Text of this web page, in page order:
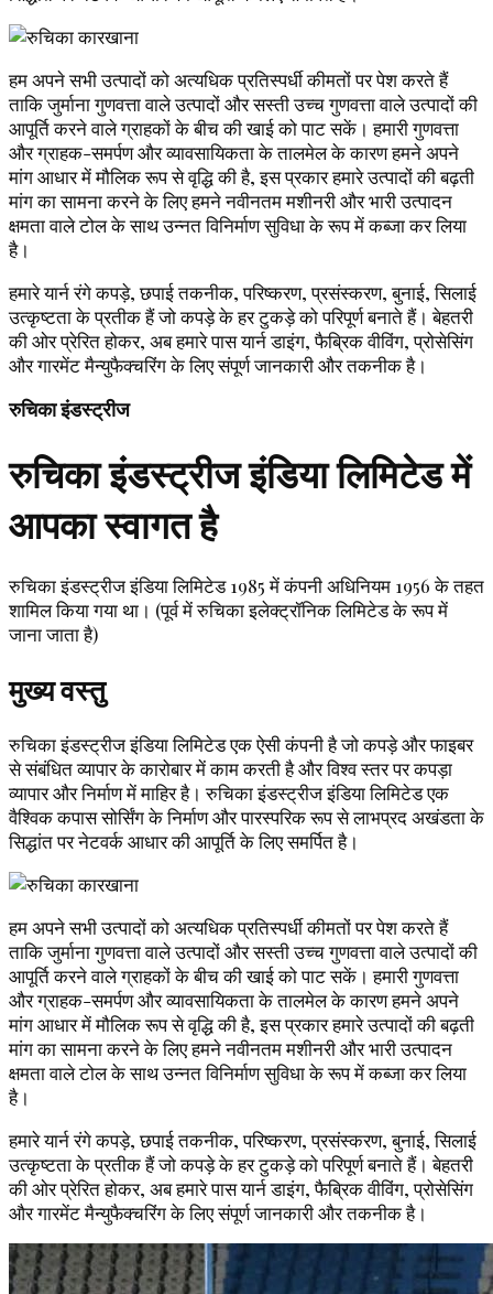
हम अपने सभी उत्पादों को अत्यधिक प्रतिस्पर्धी कीमतों पर पेश करते हैं
ताकि जुर्माना गुणवत्ता वाले उत्पादों और सस्ती उच्च गुणवत्ता वाले उत्पादों की
आपूर्ति करने वाले ग्राहकों के बीच की खाई को पाट सकें। हमारी गुणवत्ता
और ग्राहक-समर्पण और व्यावसायिकता के तालमेल के कारण हमने अपने
मांग आधार में मौलिक रूप से वृद्धि की है, इस प्रकार हमारे उत्पादों की बढ़ती
मांग का सामना करने के लिए हमने नवीनतम मशीनरी और भारी उत्पादन
क्षमता वाले टोल के साथ उन्नत विनिर्माण सुविधा के रूप में कब्जा कर लिया
है।
हमारे यार्न रंगे कपड़े, छपाई तकनीक, परिष्करण, प्रसंस्करण, बुनाई, सिलाई
उत्कृष्टता के प्रतीक हैं जो कपड़े के हर टुकड़े को परिपूर्ण बनाते हैं। बेहतरी
की ओर प्रेरित होकर, अब हमारे पास यार्न डाइंग, फैब्रिक वीविंग, प्रोसेसिंग
और गारमेंट मैन्युफैक्चरिंग के लिए संपूर्ण जानकारी और तकनीक है।
रुचिका इंडस्ट्रीज
रुचिका इंडस्ट्रीज इंडिया लिमिटेड में
आपका स्वागत है
रुचिका इंडस्ट्रीज इंडिया लिमिटेड 1985 में कंपनी अधिनियम 1956 के तहत
शामिल किया गया था। (पूर्व में रुचिका इलेक्ट्रॉनिक लिमिटेड के रूप में
जाना जाता है)
मुख्य वस्तु
रुचिका इंडस्ट्रीज इंडिया लिमिटेड एक ऐसी कंपनी है जो कपड़े और फाइबर
से संबंधित व्यापार के कारोबार में काम करती है और विश्व स्तर पर कपड़ा
व्यापार और निर्माण में माहिर है। रुचिका इंडस्ट्रीज इंडिया लिमिटेड एक
वैश्विक कपास सोर्सिंग के निर्माण और पारस्परिक रूप से लाभप्रद अखंडता के
सिद्धांत पर नेटवर्क आधार की आपूर्ति के लिए समर्पित है।
हम अपने सभी उत्पादों को अत्यधिक प्रतिस्पर्धी कीमतों पर पेश करते हैं
ताकि जुर्माना गुणवत्ता वाले उत्पादों और सस्ती उच्च गुणवत्ता वाले उत्पादों की
आपूर्ति करने वाले ग्राहकों के बीच की खाई को पाट सकें। हमारी गुणवत्ता
और ग्राहक-समर्पण और व्यावसायिकता के तालमेल के कारण हमने अपने
मांग आधार में मौलिक रूप से वृद्धि की है, इस प्रकार हमारे उत्पादों की बढ़ती
मांग का सामना करने के लिए हमने नवीनतम मशीनरी और भारी उत्पादन
क्षमता वाले टोल के साथ उन्नत विनिर्माण सुविधा के रूप में कब्जा कर लिया
है।
हमारे यार्न रंगे कपड़े, छपाई तकनीक, परिष्करण, प्रसंस्करण, बुनाई, सिलाई
उत्कृष्टता के प्रतीक हैं जो कपड़े के हर टुकड़े को परिपूर्ण बनाते हैं। बेहतरी
की ओर प्रेरित होकर, अब हमारे पास यार्न डाइंग, फैब्रिक वीविंग, प्रोसेसिंग
और गारमेंट मैन्युफैक्चरिंग के लिए संपूर्ण जानकारी और तकनीक है।